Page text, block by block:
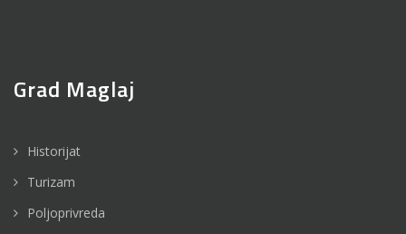
Grad Maglaj
Historijat
Turizam
Poljoprivreda